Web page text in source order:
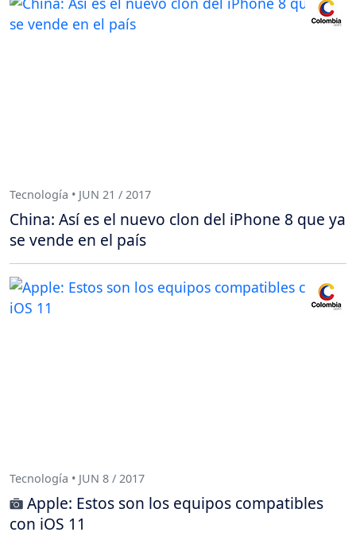
Tecnología • JUN 21 / 2017
China: Así es el nuevo clon del iPhone 8 que ya
se vende en el país
Tecnología • JUN 8 / 2017
Apple: Estos son los equipos compatibles
con iOS 11